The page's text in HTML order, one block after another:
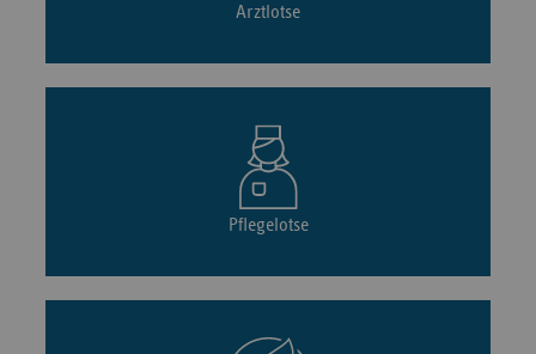
Arztlotse
Pflegelotse